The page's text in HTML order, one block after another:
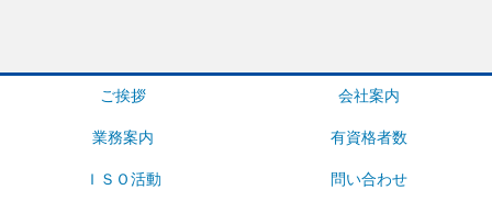
ご挨拶 会社案内
業務案内 有資格者数
ＩＳＯ活動 問い合わせ